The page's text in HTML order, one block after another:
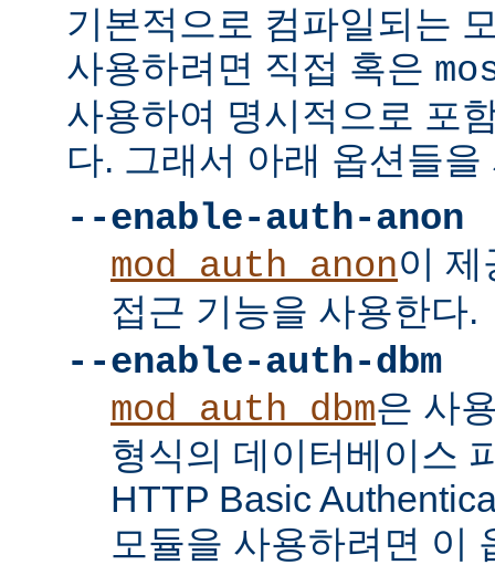
기본적으로 컴파일되는
사용하려면 직접 혹은
사용하여 명시적으로 포
다. 그래서 아래 옵션들을
--enable-auth-anon
mod_auth_anon이
접근 기능을 사용한다.
--enable-auth-dbm
mod_auth_dbm은 사
형식의 데이터베이스
HTTP Basic
모듈을 사용하려면 이